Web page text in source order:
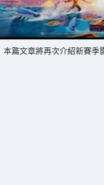
本篇文章將再次介紹新賽季